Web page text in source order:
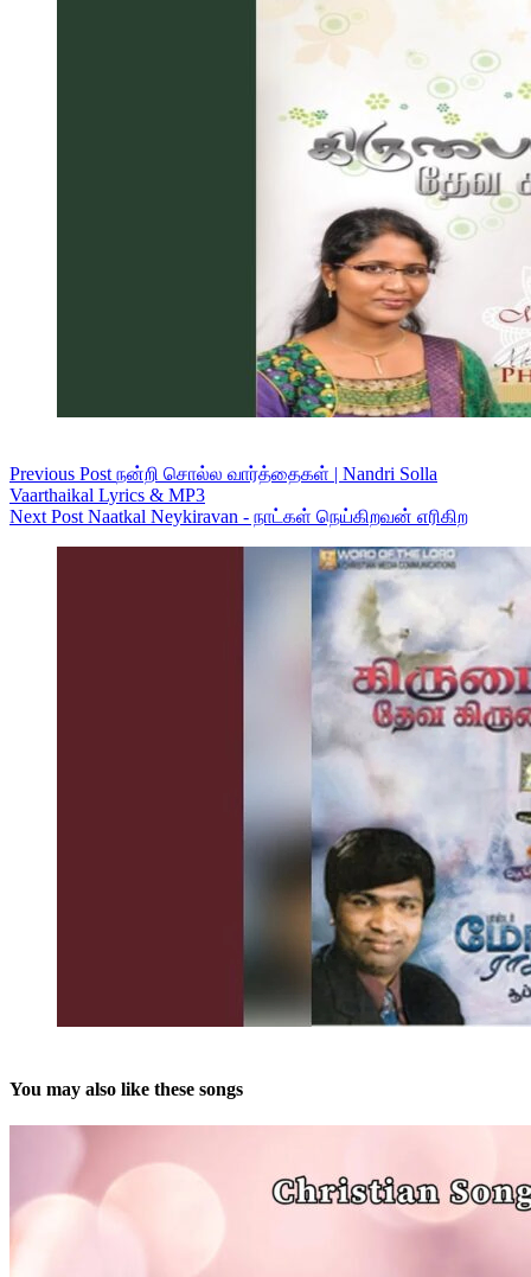
Previous Post நன்றி சொல்ல வார்த்தைகள் | Nandri Solla
Vaarthaikal Lyrics & MP3
Next Post Naatkal Neykiravan - நாட்கள் நெய்கிறவன் எரிகிற
You may also like these songs